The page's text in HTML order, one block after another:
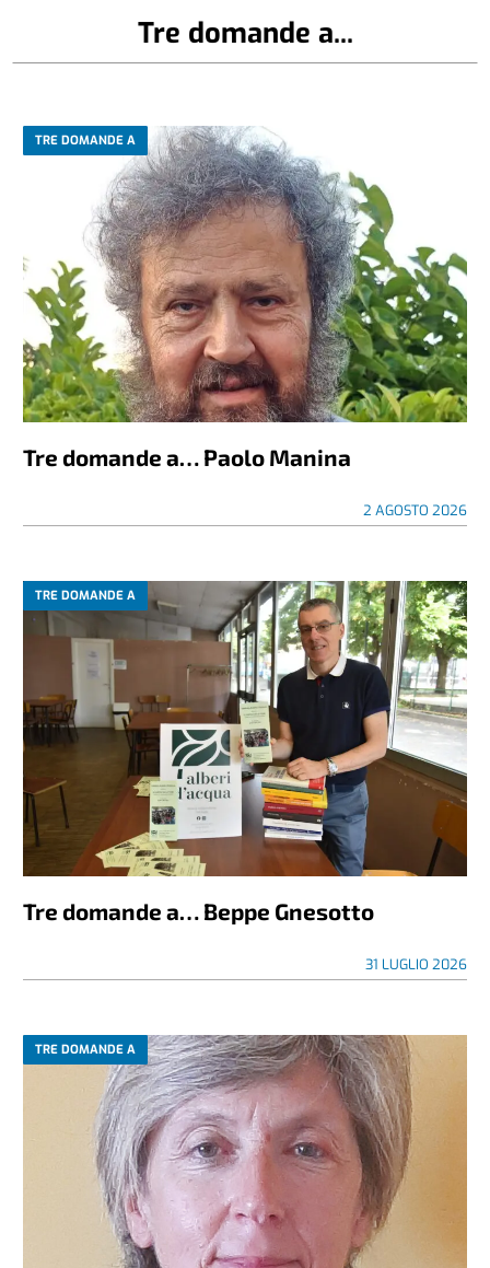
Tre domande a...
TRE DOMANDE A
Tre domande a… Paolo Manina
2 AGOSTO 2026
TRE DOMANDE A
Tre domande a… Beppe Gnesotto
31 LUGLIO 2026
TRE DOMANDE A